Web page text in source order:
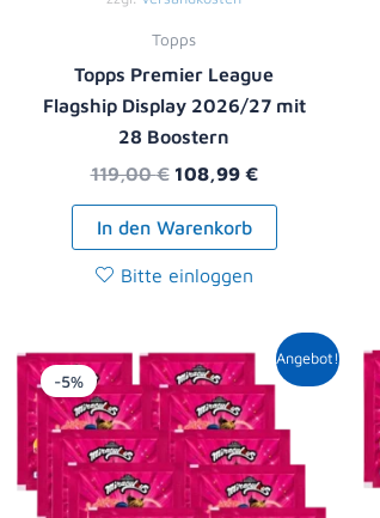
Topps
Topps Premier League
Flagship Display 2026/27 mit
28 Boostern
119,00€ 108,99 €
In den Warenkorb
Bitte einloggen
Angebot!
-5%
Ursprünglicher
Preis
war:
10,00 €
Aktueller
Preis
ist:
9,49 €.